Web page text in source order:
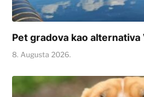
Pet gradova kao
8. Augusta 2026.